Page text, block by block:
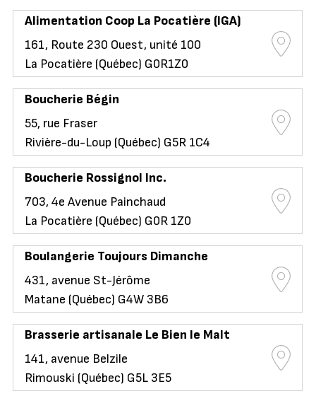
Alimentation Coop La Pocatière (IGA)
161, Route 230 Ouest, unité 100
La Pocatière (Québec) G0R1Z0
Boucherie Bégin
55, rue Fraser
Rivière-du-Loup (Québec) G5R 1C4
Boucherie Rossignol Inc.
703, 4e Avenue Painchaud
La Pocatière (Québec) G0R 1Z0
Boulangerie Toujours Dimanche
431, avenue St-Jérôme
Matane (Québec) G4W 3B6
Brasserie artisanale Le Bien le Malt
141, avenue Belzile
Rimouski (Québec) G5L 3E5